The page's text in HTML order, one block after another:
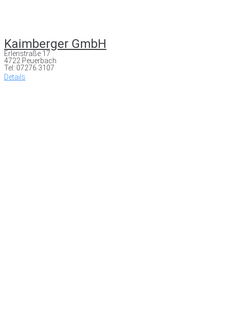
Kaimberger GmbH
Erlenstraße 17
4722 Peuerbach
Tel: 07276 3107
Details